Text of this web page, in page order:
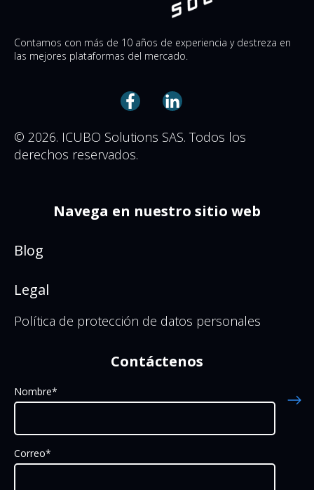
Contamos con más de 10 años de experiencia y destreza en
las mejores plataformas del mercado.
© 2026. ICUBO Solutions SAS. Todos los
derechos reservados.
Navega en nuestro sitio web
Blog
Legal
Política de protección de datos personales
Contáctenos
Nombre*
Correo*